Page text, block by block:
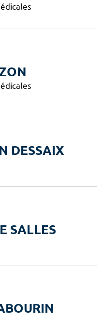
DESSAIX
SALLES